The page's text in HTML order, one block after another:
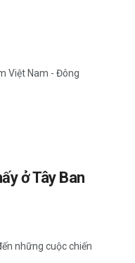
Việt Nam - Đông
ở Tây Ban
những cuộc chiến